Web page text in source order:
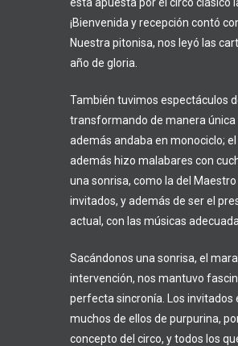
¡Bienvenida y recepción contó
Nuestra pitonisa, nos leyó las
año de gloria.
También tuvimos espectáculos
transformando de manera única
además andaba en monociclo;
además hizo malabares con
una sonrisa, como la del
invitados, y además de ser el
actual, con las músicas
Sacándonos una sonrisa, el
intervención, nos mantuvo
perfecta sincronía. Los invitados
muchos de ellos de purpurina,
concepto del circo, y todos los